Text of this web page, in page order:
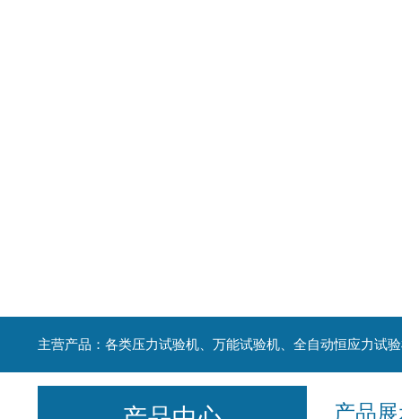
主营产品：各类压力试验机、万能试验机、全自动恒应力试
产品